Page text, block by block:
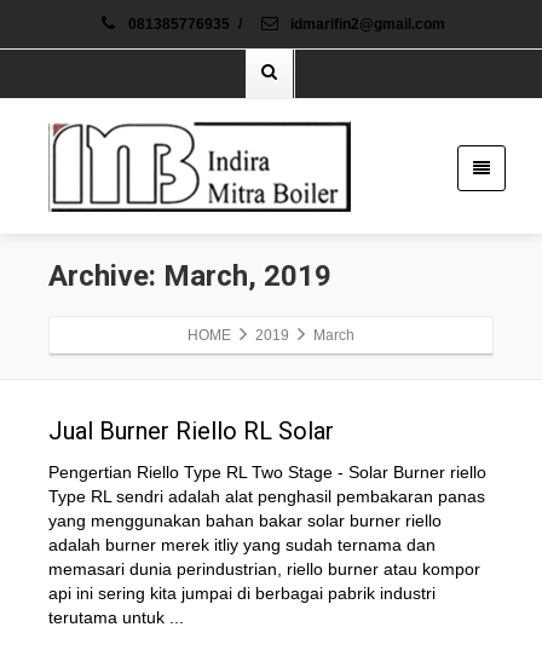
081385776935 / idmarifin2@gmail.com
Archive: March, 2019
HOME 2019 March
Jual Burner Riello RL Solar
Pengertian Riello Type RL Two Stage - Solar Burner riello
Type RL sendri adalah alat penghasil pembakaran panas
yang menggunakan bahan bakar solar burner riello
adalah burner merek itliy yang sudah ternama dan
memasari dunia perindustrian, riello burner atau kompor
api ini sering kita jumpai di berbagai pabrik industri
terutama untuk ...